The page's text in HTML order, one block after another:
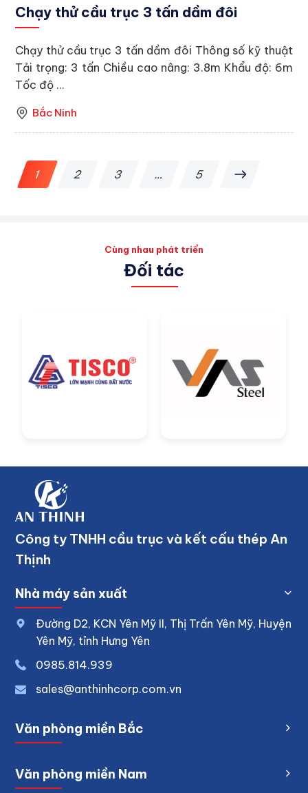
Chạy thử cầu trục 3 tấn dầm đôi
Chạy thử cầu trục 3 tấn dầm đôi Thông số kỹ thuật
Tải trọng: 3 tấn Chiều cao nâng: 3.8m Khẩu độ: 6m
Tốc độ ...
Bắc Ninh
1 2 3 … 5
Cùng nhau phát triển
Đối tác
Công ty TNHH cầu trục và kết cấu thép An
Thịnh
Nhà máy sản xuất
Đường D2, KCN Yên Mỹ II, Thị Trấn Yên Mỹ, Huyện
Yên Mỹ, tỉnh Hưng Yên
0985.814.939
sales@anthinhcorp.com.vn
Văn phòng miền Bắc
Văn phòng miền Nam